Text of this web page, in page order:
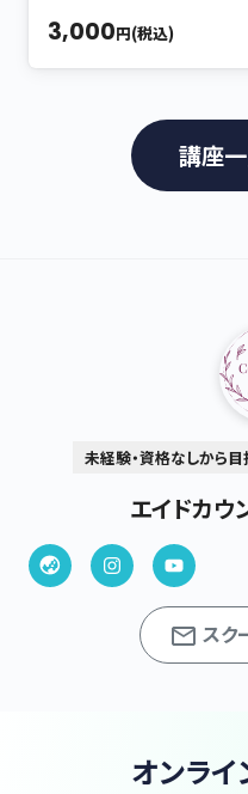
3,000円(税込)
講座
未経験・資格なしから
エイドカウ
スク
オンラ